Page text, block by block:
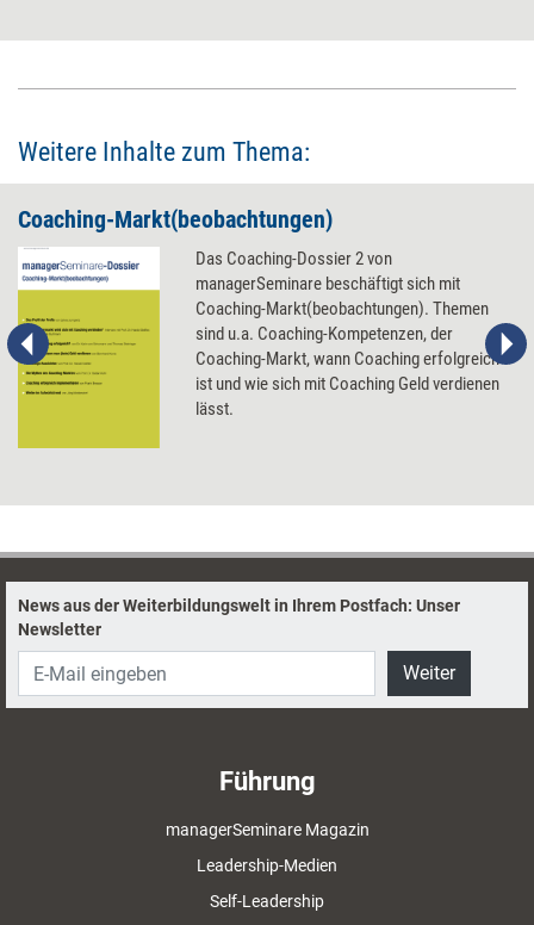
Weitere Inhalte zum Thema:
Coaching-Markt(beobachtungen)
Das Coaching-Dossier 2 von
managerSeminare beschäftigt sich mit
Coaching-Markt(beobachtungen). Themen
sind u.a. Coaching-Kompetenzen, der
Coaching-Markt, wann Coaching erfolgreich
ist und wie sich mit Coaching Geld verdienen
lässt.
News aus der Weiterbildungswelt in Ihrem Postfach: Unser
Newsletter
Weiter
Führung
managerSeminare Magazin
Leadership-Medien
Self-Leadership